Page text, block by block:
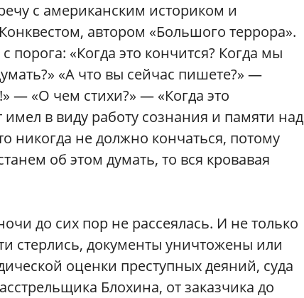
с американским историком и
автором «Большого террора».
порога: «Когда это кончится? Когда мы
«А что вы сейчас пишете?» —
— «О чем стихи?» — «Когда это
в виду работу сознания и памяти над
никогда не должно кончаться, потому
об этом думать, то вся кровавая
до сих пор не рассеялась. И не только
стерлись, документы уничтожены или
оценки преступных деяний, суда
Блохина, от заказчика до